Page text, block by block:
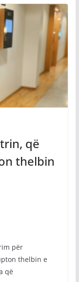
që
thelbin
për
thelbin e
që